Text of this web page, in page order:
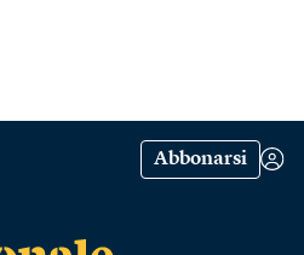
Abbonarsi